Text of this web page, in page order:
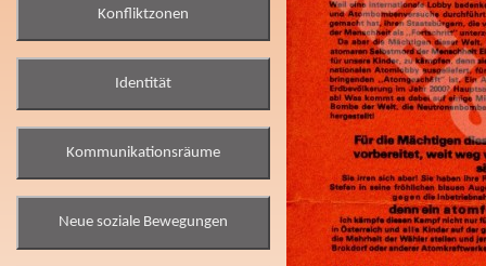
Konfliktzonen
Identität
Kommunikationsräume
Neue soziale Bewegungen